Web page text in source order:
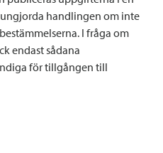
handlingen om inte
I fråga om
endast sådana
för tillgången till